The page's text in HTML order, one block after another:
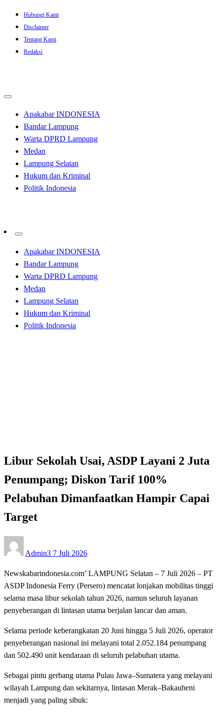
Skip
content
Hubungi Kami
Disclaimer
Tentang Kami
Redaksi
Apakabar INDONESIA
Bandar Lampung
Warta DPRD Lampung
Medan
Lampung Selatan
Hukum dan Kriminal
Politik Indonesia
Apakabar INDONESIA
Bandar Lampung
Warta DPRD Lampung
Medan
Lampung Selatan
Hukum dan Kriminal
Politik Indonesia
Libur Sekolah Usai, ASDP Layani 2 Juta
Penumpang; Diskon Tarif 100%
Pelabuhan Dimanfaatkan Hampir Capai
Target
Admin3 on
7 Juli 2026
Newskabarindonesia.com’ LAMPUNG Selatan – 7 Juli 2026 – PT
ASDP Indonesia Ferry (Persero) mencatat lonjakan mobilitas tinggi
selama masa libur sekolah tahun 2026, namun seluruh layanan
penyeberangan di lintasan utama berjalan lancar dan aman.
Selama periode keberangkatan 20 Juni hingga 5 Juli 2026, operator
penyeberangan nasional ini melayani total 2.052.184 penumpang
dan 502.490 unit kendaraan di seluruh pelabuhan utama.
Sebagai pintu gerbang utama Pulau Jawa–Sumatera yang melayani
wilayah Lampung dan sekitarnya, lintasan Merak–Bakauheni
menjadi yang paling sibuk: